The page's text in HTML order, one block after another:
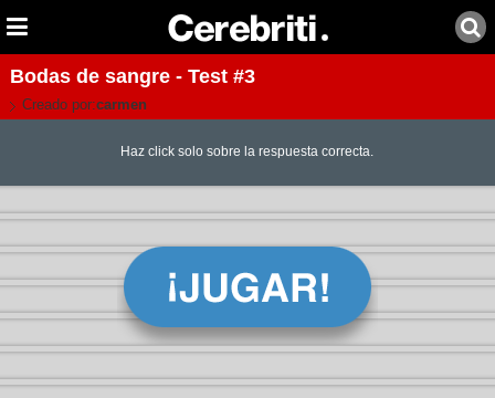
Bodas de sangre - Test #3
Creado por:carmen
Haz click solo sobre la respuesta correcta.